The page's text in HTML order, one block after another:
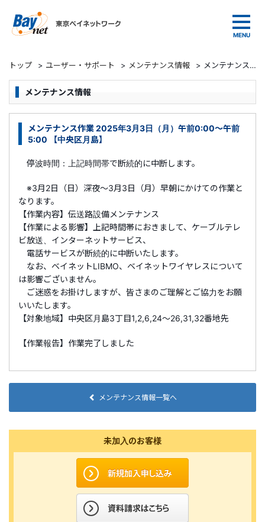
トップ > ユーザー・サポート > メンテナンス情報 > メンテナンス作業 2025年3月3日（月）午前0:00～午前5:00 【中央区月島】
メンテナンス情報
メンテナンス作業 2025年3月3日（月）午前0:00～午前
5:00 【中央区月島】
停波時間：上記時間帯で断続的に中断します。
※3月2日（日）深夜～3月3日（月）早朝にかけての作業と
なります。
【作業内容】伝送路設備メンテナンス
【作業による影響】上記時間帯におきまして、ケーブルテレ
ビ放送、インターネットサービス、
電話サービスが断続的に中断いたします。
なお、ベイネットLIBMO、ベイネットワイヤレスについて
は影響ございません。
ご迷惑をお掛けしますが、皆さまのご理解とご協力をお願
いいたします。
【対象地域】中央区月島3丁目1,2,6,24～26,31,32番地先
【作業報告】作業完了しました
メンテナンス情報一覧へ
未加入のお客様